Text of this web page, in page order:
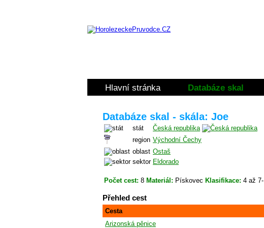
Hlavní stránka Databáze skal
Databáze skal - skála: Joe
stát
Česká republika
region Východní Čechy
oblast Ostaš
sektor Eldorado
Počet cest: 8 Materiál: Pískovec Klasifikace: 4 až 7-
Přehled cest
Cesta
Arizonská pěnice